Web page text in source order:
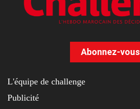
Abonnez-vous
L'équipe de challenge
Publicité